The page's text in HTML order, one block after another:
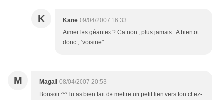
K Kane 09/04/2007 16:33
Aimer les géantes ? Ca non , plus jamais . A bientot
donc , "voisine" .
M Magali 08/04/2007 20:53
Bonsoir ^^Tu as bien fait de mettre un petit lien vers ton chez-